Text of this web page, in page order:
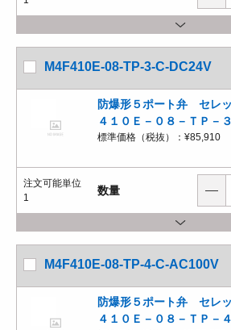
M4F410E-08-TP-3-C-DC24V
防爆形５ポート弁 セレ
４１０Ｅ－０８－ＴＰ－
標準価格（税抜）： ¥85,910
注文可能単位
1
数量
M4F410E-08-TP-4-C-AC100V
防爆形５ポート弁 セレ
４１０Ｅ－０８－ＴＰ－